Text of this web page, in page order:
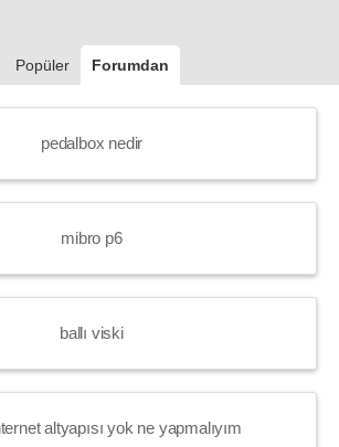
Popüler Forumdan
pedalbox nedir
mibro p6
ballı viski
altyapısı yok ne yapmalıyım